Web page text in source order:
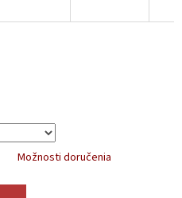
Možnosti doručenia